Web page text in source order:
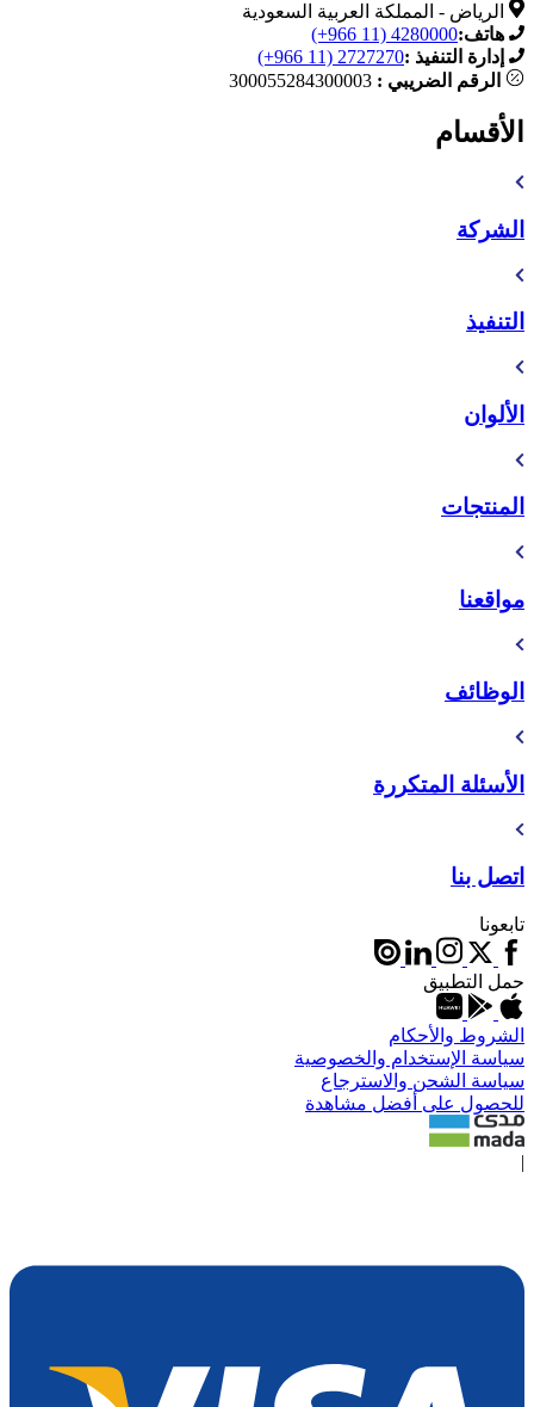
الرياض - المملكة العربية السعودية
هاتف:(+966 11) 4280000
إدارة التنفيذ :(+966 11) 2727270
الرقم الضريبي : 300055284300003
الأقسام
الشركة
التنفيذ
الألوان
المنتجات
مواقعنا
الوظائف
الأسئلة المتكررة
اتصل بنا
تابعونا
حمل التطبيق
الشروط والأحكام
سياسة الإستخدام والخصوصية
سياسة الشحن والاسترجاع
للحصول على أفضل مشاهدة
|